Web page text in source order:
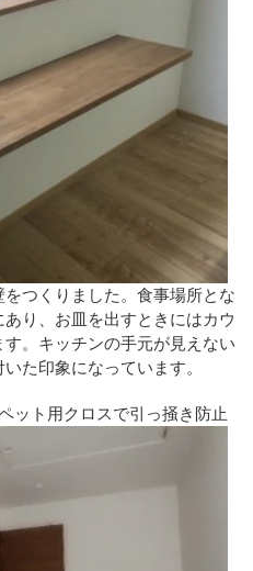
つくりました。食事場所とな
り、お皿を出すときにはカウ
。キッチンの手元が見えない
た印象になっています。
ット用クロスで引っ掻き防止